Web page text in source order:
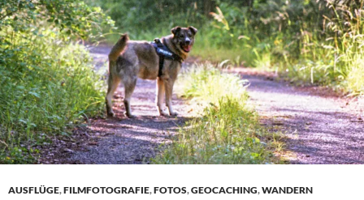
AUSFLÜGE,FILMFOTOGRAFIE,FOTOS,GEOCACHING,WANDERN